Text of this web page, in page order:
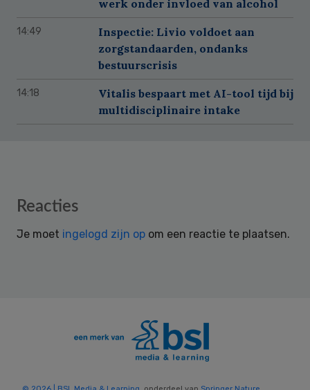
werk onder invloed van alcohol
14:49
Inspectie: Livio voldoet aan
zorgstandaarden, ondanks
bestuurscrisis
14:18
Vitalis bespaart met AI-tool tijd bij
multidisciplinaire intake
Reader
Reacties
Je moet ingelogd zijn op om een reactie te plaatsen.